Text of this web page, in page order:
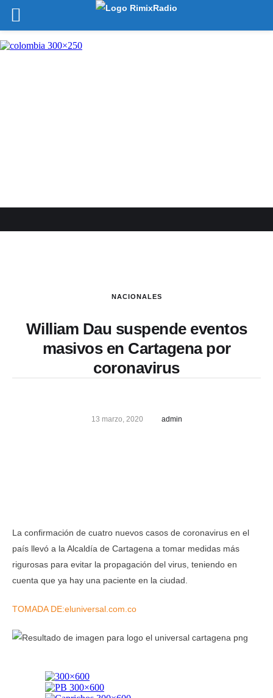
NACIONALES
William Dau suspende eventos
masivos en Cartagena por
coronavirus
13 marzo, 2020 admin
La confirmación de cuatro nuevos casos de coronavirus en el
país llevó a la Alcaldía de Cartagena a tomar medidas más
rigurosas para evitar la propagación del virus, teniendo en
cuenta que ya hay una paciente en la ciudad.
TOMADA DE:eluniversal.com.co